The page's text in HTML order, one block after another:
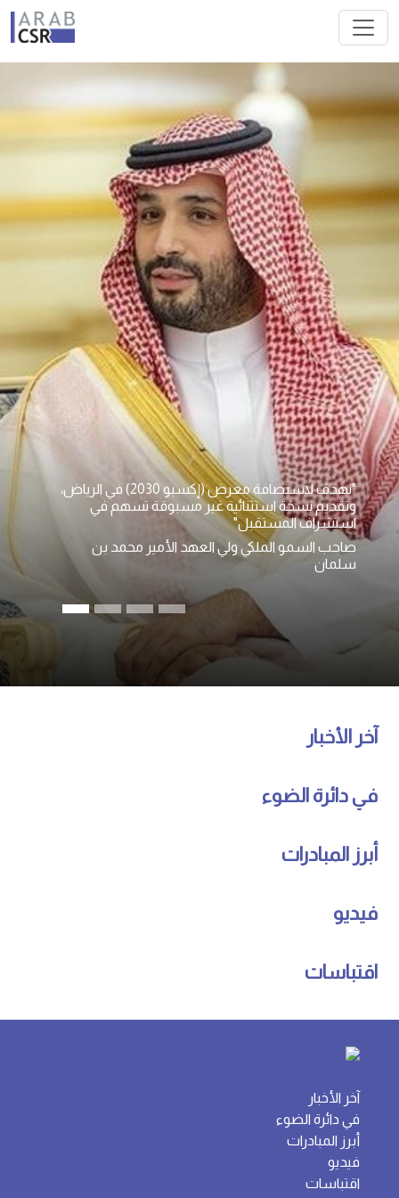
"نهدف لاستضافة معرض (إكسبو 2030) في الرياض،
وتقديم نسخة استثنائية غير مسبوقة تسهم في
استشراف المستقبل"
صاحب السمو الملكي ولي العهد الأمير محمد بن
سلمان
آخر الأخبار
في دائرة الضوء
أبرز المبادرات
فيديو
اقتباسات
آخر الأخبار
في دائرة الضوء
أبرز المبادرات
فيديو
اقتباسات